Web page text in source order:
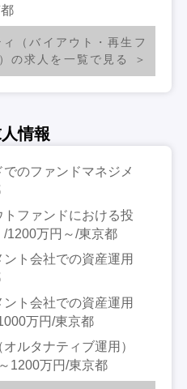
（バイアウト・再生フ
の求人を一覧で見る
情報
のファンドマネジメ
ファンドにおける投
1200万円～/東京都
ト会社での資産運用
ト会社での資産運用
万円/東京都
ルタナティブ運用）
1200万円/東京都